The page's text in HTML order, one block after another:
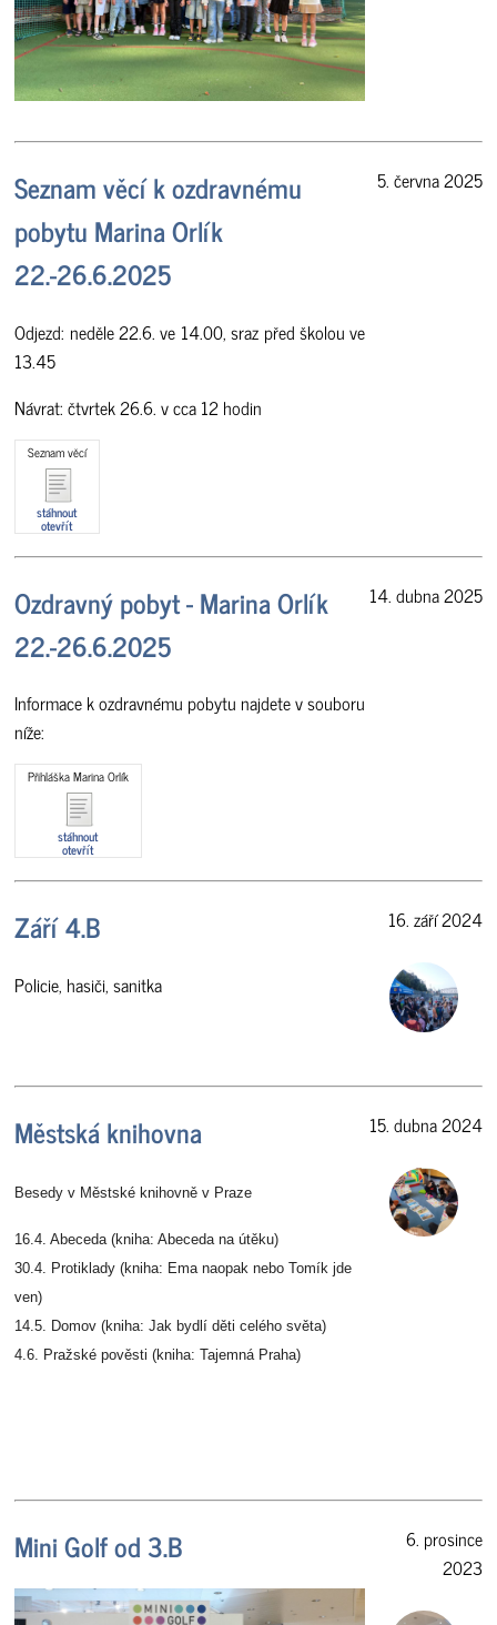
Seznam věcí k ozdravnému
pobytu Marina Orlík
22.-26.6.2025
Odjezd: neděle 22.6. ve 14.00, sraz před školou ve
13.45
Návrat: čtvrtek 26.6. v cca 12 hodin
5. června 2025
Seznam věcí
stáhnout
otevřít
Ozdravný pobyt - Marina Orlík
22.-26.6.2025
Informace k ozdravnému pobytu najdete v souboru
níže:
14. dubna 2025
Přihláška Marina Orlík
stáhnout
otevřít
Září 4.B
Policie, hasiči, sanitka
16. září 2024
Městská knihovna
Besedy v Městské knihovně v Praze
16.4. Abeceda (kniha: Abeceda na útěku)
30.4. Protiklady (kniha: Ema naopak nebo Tomík jde
ven)
14.5. Domov (kniha: Jak bydlí děti celého světa)
4.6. Pražské pověsti (kniha: Tajemná Praha)
15. dubna 2024
Mini Golf od 3.B
6. prosince
2023